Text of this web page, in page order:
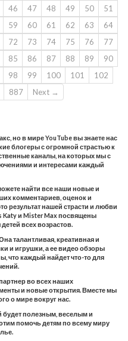
46 47 48 49 50
51
59 60 61 62 63
64
72 73 74 75 76
77
85 86 87 88 89
90
98 99 100 101
102
887 Next →
но в мире YouTube вы знаете нас
блогеры с огромной страстью к
каналы, на которых мы с
и интересами каждый
найти все наши новые и
комментариев, оценок и
результат нашей страсти и любви
Katy и Mister Max посвящены
всех возрастов.
талантливая, креативная и
и игрушки, а ее видео обзоры
что каждый найдет что-то для
во всех наших
и новые открытия. Вместе мы
о мире вокруг нас.
будет полезным, веселым и
помочь детям по всему миру